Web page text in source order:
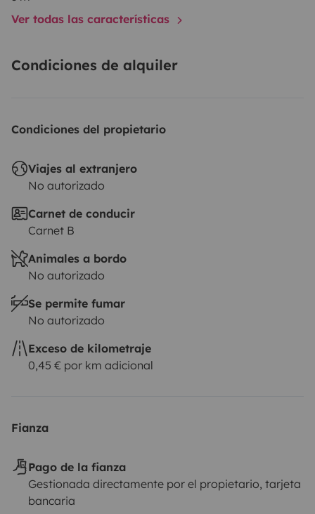
• 🗺️ Mapa con +400 lugares probados
• libertad total
• o acompañamiento
✈️ Acceso
• 15 min aeropuerto Bordeaux
• 25 min estación
• Transfer disponible
• Parking gratuito
Ver todas las características
Condiciones de alquiler
Condiciones del propietario
Viajes al extranjero
No autorizado
Carnet de conducir
Carnet B
Animales a bordo
No autorizado
Se permite fumar
No autorizado
Exceso de kilometraje
0,45 € por km adicional
Fianza
Pago de la fianza
Gestionada directamente por el propietario, tarjeta
bancaria